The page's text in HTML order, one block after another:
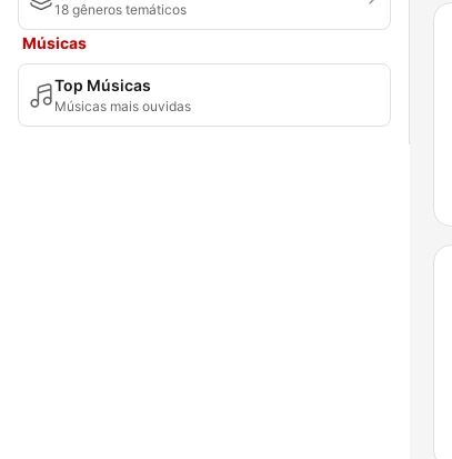
18 gêneros temáticos
Músicas
Top Músicas
Músicas mais ouvidas